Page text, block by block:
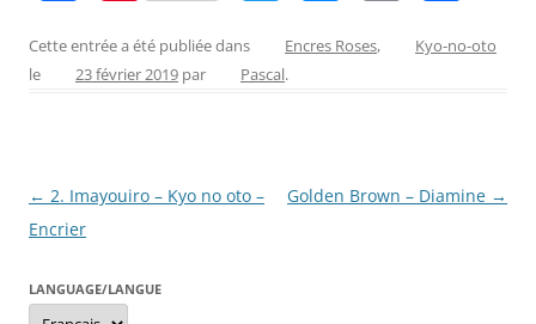
c
e
o
k
er
e
itt
er
ss
er
ai ta
Cette entrée a été publiée dans Encres Roses,
Kyo-no-oto
le
23 février 2019 par Pascal.
Navigation
des
← 2. Imayouiro – Kyo no oto –
Encrier
Golden Brown – Diamine →
LANGUAGE/LANGUE
Language/langue